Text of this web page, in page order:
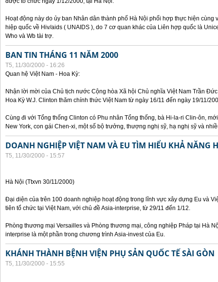
Hoạt động này do ủy ban Nhân dân thành phố Hà Nội phối hợp thực hiện
hiệp quốc về Hiv/aids ( UNAIDS ), do 7 cơ quan khác của Liên hợp quốc là
Who và Wb tài trợ.
BAN TIN THÁNG 11 NĂM 2000
T5, 11/30/2000 - 16:26
Quan hệ Việt Nam - Hoa Kỳ:
Nhận lời mời của Chủ tịch nước Cộng hòa Xã hội Chủ nghĩa Việt Nam Trần
Hoa Kỳ W.J. Clinton thăm chính thức Việt Nam từ ngày 16/11 đến ngày 19/11/
Cùng đi với Tổng thống Clinton có Phu nhân Tổng thống, bà Hi-la-ri Clin-ôn,
New York, con gái Chen-xi, một số bộ trưởng, thượng nghị sỹ, hạ nghị sỹ và
DOANH NGHIỆP VIỆT NAM VÀ EU TÌM HIỂU KHẢ NĂNG
T5, 11/30/2000 - 15:57
Hà Nội (Ttxvn 30/11/2000)
Đại diện của trên 100 doanh nghiệp hoạt động trong lĩnh vực xây dựng Eu và
tiên tổ chức tại Việt Nam, với chủ đề Asia-interprise, từ 29/11 đến 1/12.
Phòng thương mại Versailles và Phòng thương mại, công nghiệp Pháp tại Hà
interprise là một phần trong chương trình Asia-invest của Eu.
KHÁNH THÀNH BỆNH VIỆN PHỤ SẢN QUỐC TẾ SÀI GÒN
T5, 11/30/2000 - 15:55